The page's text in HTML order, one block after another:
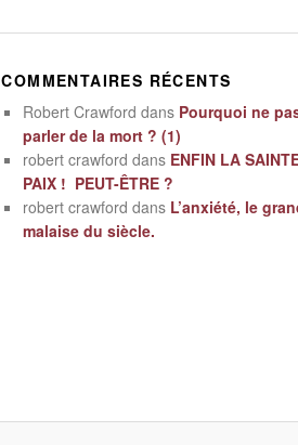
COMMENTAIRES RÉCENTS
Robert Crawford dans Pourquoi ne
parler de la mort ? (1)
robert crawford dans ENFIN LA
PAIX ! PEUT-ÊTRE ?
robert crawford dans L’anxiété, le
malaise du siècle.